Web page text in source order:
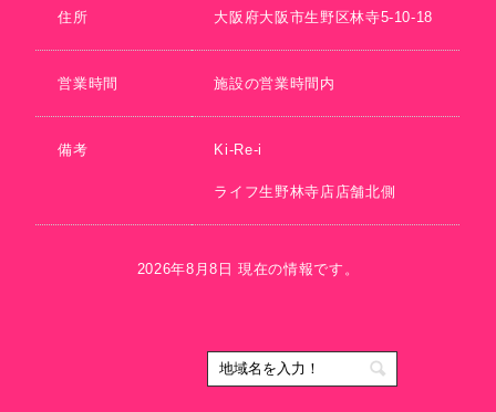
住所 大阪府大阪市生野区林寺5-10-18
営業時間 施設の営業時間内
備考 Ki-Re-i
ライフ生野林寺店店舗北側
2026年8月8日 現在の情報です。